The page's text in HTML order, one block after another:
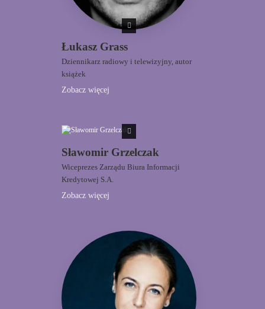
Łukasz Grass
Dziennikarz radiowy i telewizyjny, autor
książek
Zobacz więcej
Sławomir Grzelczak
Wiceprezes Zarządu Biura Informacji
Kredytowej S.A.
Zobacz więcej